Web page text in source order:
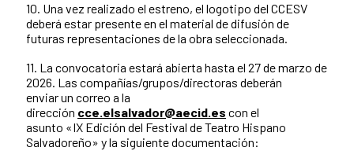
10. Una vez realizado el estreno, el logotipo del CCESV
deberá estar presente en el material de difusión de
futuras representaciones de la obra seleccionada.
11. La convocatoria estará abierta hasta el 27 de marzo de
2026. Las compañías/grupos/directoras deberán
enviar un correo a la
dirección cce.elsalvador@aecid.es con el
asunto «IX Edición del Festival de Teatro Hispano
Salvadoreño» y la siguiente documentación: